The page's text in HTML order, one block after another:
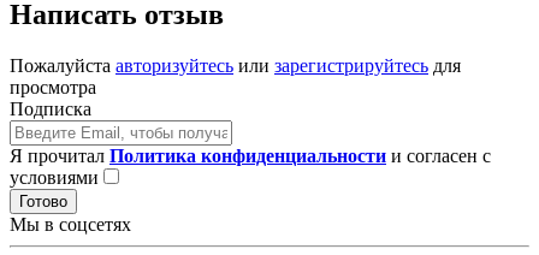
Написать отзыв
Пожалуйста авторизуйтесь или зарегистрируйтесь для
просмотра
Подписка
Я прочитал Политика конфиденциальности и согласен с
условиями
Готово
Мы в соцсетях